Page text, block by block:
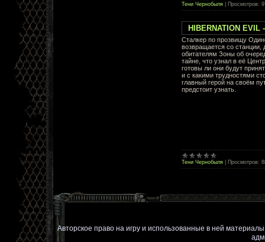
Тени Чернобыля Просмотров:
HIBERNATION
Сталкер по прозвищу
возвращается со станции,
обитателям Зоны об
тайне, что узнал в её
готовы ли они будут
и с какими трудностями
главный герой на своём
предстоит узнать.
Тени Чернобыля Просмотров:
Авторское право на игру и использованные в ней